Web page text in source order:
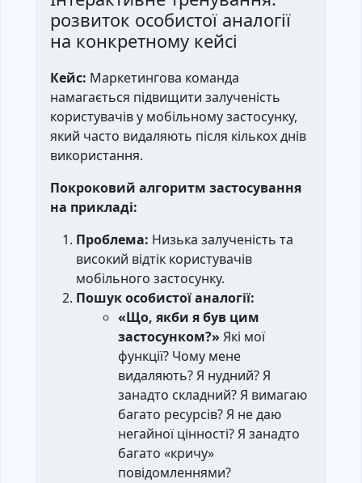
розвиток особистої аналогії
на конкретному кейсі
Кейс: Маркетингова команда
намагається підвищити залученість
користувачів у мобільному застосунку,
який часто видаляють після кількох днів
використання.
Покроковий алгоритм застосування
на прикладі:
Проблема: Низька залученість та
високий відтік користувачів
мобільного застосунку.
Пошук особистої аналогії:
«Що, якби я був цим
застосунком?» Які мої
функції? Чому мене
видаляють? Я нудний? Я
занадто складний? Я вимагаю
багато ресурсів? Я не даю
негайної цінності? Я занадто
багато «кричу»
повідомленнями?